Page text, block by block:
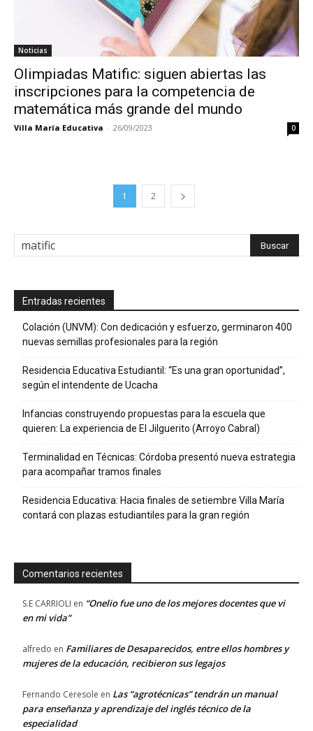
Noticias
Olimpiadas Matific: siguen abiertas las
inscripciones para la competencia de
matemática más grande del mundo
Villa María Educativa - 26/09/2023 0
1 2
Entradas recientes
Colación (UNVM): Con dedicación y esfuerzo, germinaron 400
nuevas semillas profesionales para la región
Residencia Educativa Estudiantil: “Es una gran oportunidad”,
según el intendente de Ucacha
Infancias construyendo propuestas para la escuela que
quieren: La experiencia de El Jilguerito (Arroyo Cabral)
Terminalidad en Técnicas: Córdoba presentó nueva estrategia
para acompañar tramos finales
Residencia Educativa: Hacia finales de setiembre Villa María
contará con plazas estudiantiles para la gran región
Comentarios recientes
S.E CARRIOLI en “Onelio fue uno de los mejores docentes que vi
en mi vida”
alfredo en Familiares de Desaparecidos, entre ellos hombres y
mujeres de la educación, recibieron sus legajos
Fernando Ceresole en Las “agrotécnicas” tendrán un manual
para enseñanza y aprendizaje del inglés técnico de la
especialidad